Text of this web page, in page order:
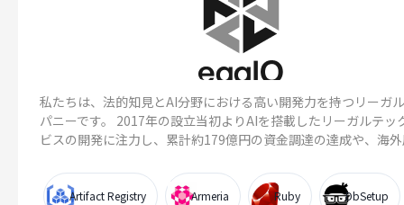
私たちは、法的知見とAI分野における高い開発力を持つリーガ
パニーです。 2017年の設立当初よりAIを搭載したリーガルテッ
ビスの開発に注力し、累計約179億円の資金調達の達成や、海外
Artifact Registry Armeria Ruby DbSetup